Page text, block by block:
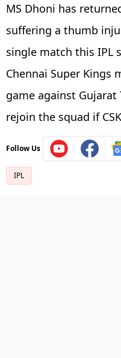
MS Dhoni has
suffering a thumb
single match this IPL
Chennai Super Kings
game against
rejoin the squad if
Follow Us
IPL